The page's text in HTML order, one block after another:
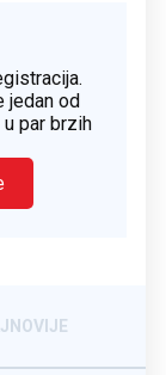
jedan od
par brzih